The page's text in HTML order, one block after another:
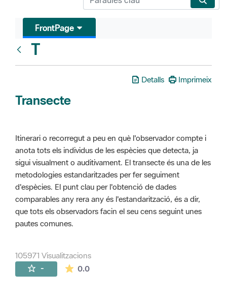
FrontPage
T
Detalls Imprimeix
Transecte
Itinerari o recorregut a peu en què l'observador compte i
anota tots els individus de les espècies que detecta, ja
sigui visualment o auditivament. El transecte és una de les
metodologies estandaritzades per fer seguiment
d'espècies. El punt clau per l'obtenció de dades
comparables any rera any és l'estandarització, és a dir,
que tots els observadors facin el seu cens seguint unes
pautes comunes.
105971 Visualitzacions
- 0.0La mitjana de les valoracions és de 0